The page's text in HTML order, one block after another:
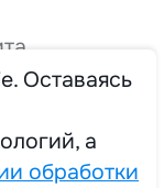
Оставаясь
а
обработки